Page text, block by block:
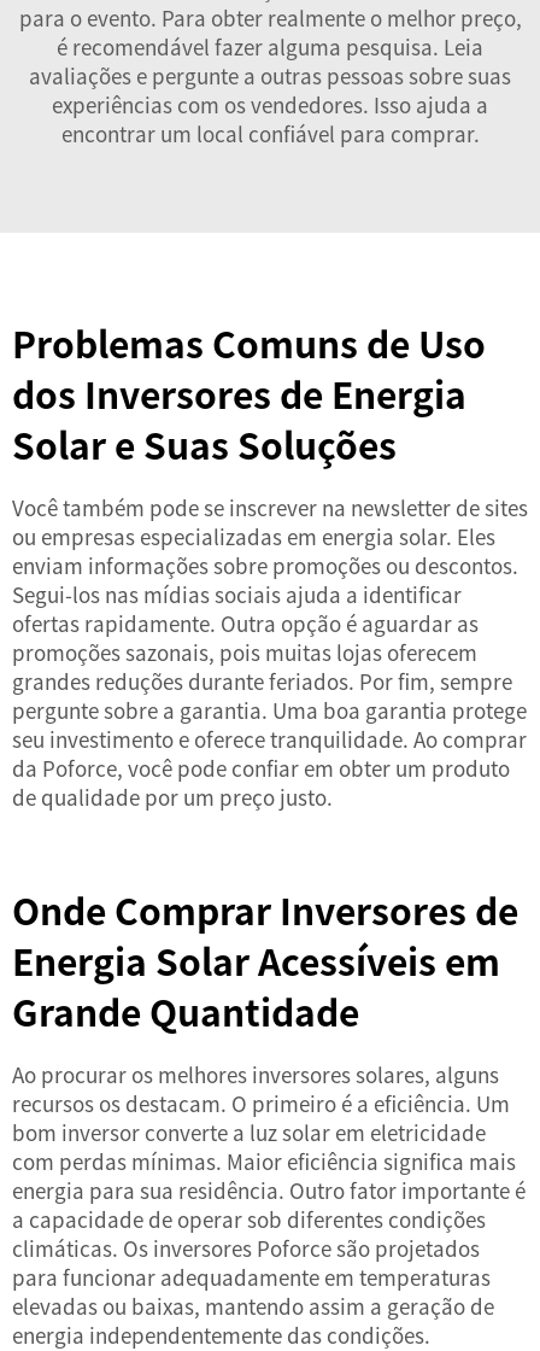
para o evento. Para obter realmente o melhor preço,
é recomendável fazer alguma pesquisa. Leia
avaliações e pergunte a outras pessoas sobre suas
experiências com os vendedores. Isso ajuda a
encontrar um local confiável para comprar.
Problemas Comuns de Uso
dos Inversores de Energia
Solar e Suas Soluções
Você também pode se inscrever na newsletter de sites
ou empresas especializadas em energia solar. Eles
enviam informações sobre promoções ou descontos.
Segui-los nas mídias sociais ajuda a identificar
ofertas rapidamente. Outra opção é aguardar as
promoções sazonais, pois muitas lojas oferecem
grandes reduções durante feriados. Por fim, sempre
pergunte sobre a garantia. Uma boa garantia protege
seu investimento e oferece tranquilidade. Ao comprar
da Poforce, você pode confiar em obter um produto
de qualidade por um preço justo.
Onde Comprar Inversores de
Energia Solar Acessíveis em
Grande Quantidade
Ao procurar os melhores inversores solares, alguns
recursos os destacam. O primeiro é a eficiência. Um
bom inversor converte a luz solar em eletricidade
com perdas mínimas. Maior eficiência significa mais
energia para sua residência. Outro fator importante é
a capacidade de operar sob diferentes condições
climáticas. Os inversores Poforce são projetados
para funcionar adequadamente em temperaturas
elevadas ou baixas, mantendo assim a geração de
energia independentemente das condições.